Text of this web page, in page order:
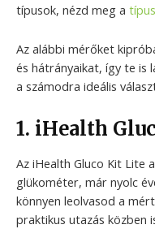
típusok, nézd meg a
Az alábbi mérőket
és hátrányaikat, így te is
a számodra ideális
1. iHealth
Az iHealth Gluco Kit Lite
glükométer, már nyolc
könnyen leolvasod a
praktikus utazás közben